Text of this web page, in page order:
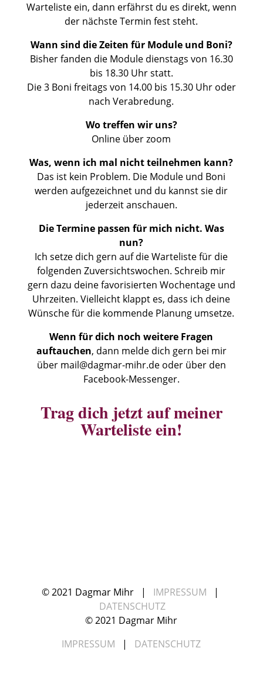
Warteliste ein, dann erfährst du es direkt, wenn
der nächste Termin fest steht.
Wann sind die Zeiten für Module und Boni?
Bisher fanden die Module dienstags von 16.30
bis 18.30 Uhr statt.
Die 3 Boni freitags von 14.00 bis 15.30 Uhr oder
nach Verabredung.
Wo treffen wir uns?
Online über zoom
Was, wenn ich mal nicht teilnehmen kann?
Das ist kein Problem. Die Module und Boni
werden aufgezeichnet und du kannst sie dir
jederzeit anschauen.
Die Termine passen für mich nicht. Was
nun?
Ich setze dich gern auf die Warteliste für die
folgenden Zuversichtswochen. Schreib mir
gern dazu deine favorisierten Wochentage und
Uhrzeiten. Vielleicht klappt es, dass ich deine
Wünsche für die kommende Planung umsetze.
Wenn für dich noch weitere Fragen
auftauchen, dann melde dich gern bei mir
über mail@dagmar-mihr.deoder über den
Facebook-Messenger.
Trag dich jetzt auf meiner
Warteliste ein!
© 2021 Dagmar Mihr | IMPRESSUM
|
DATENSCHUTZ
© 2021 Dagmar Mihr
IMPRESSUM
| DATENSCHUTZ